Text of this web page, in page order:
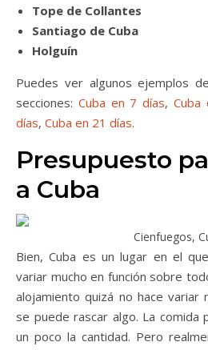
Tope de Collantes
Santiago de Cuba
Holguín
Puedes ver algunos ejemplos
secciones: Cuba en 7 días,Cuba
días, Cuba en 21 días.
Presupuesto
a Cuba
Cienfuegos,
Bien, Cuba es un lugar en el
variar mucho en función sobre
alojamiento quizá no hace variar
se puede rascar algo. La comida
un poco la cantidad. Pero